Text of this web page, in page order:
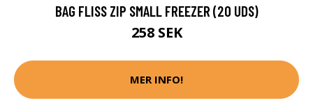
BAG FLISS ZIP SMALL FREEZER (20 UDS)
258 SEK
MER INFO!